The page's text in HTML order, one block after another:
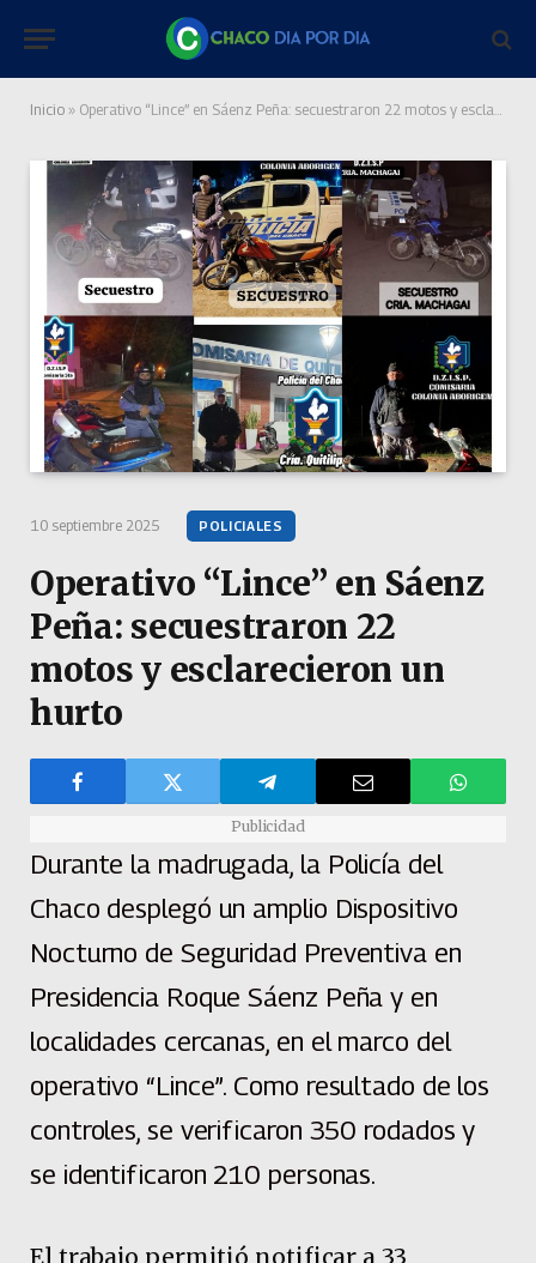
Inicio » Operativo “Lince” en Sáenz Peña: secuestraron 22 motos y esclarecieron un hurto
10 septiembre 2025 POLICIALES
Operativo “Lince” en Sáenz
Peña: secuestraron 22
motos y esclarecieron un
hurto
Publicidad
Durante la madrugada, la Policía del
Chaco desplegó un amplio Dispositivo
Nocturno de Seguridad Preventiva en
Presidencia Roque Sáenz Peña y en
localidades cercanas, en el marco del
operativo “Lince”. Como resultado de los
controles, se verificaron 350 rodados y
se identificaron 210 personas.
El trabajo permitió notificar a 33